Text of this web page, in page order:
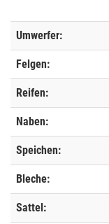
Umwerfer:
Felgen:
Reifen:
Naben:
Speichen:
Bleche:
Sattel: